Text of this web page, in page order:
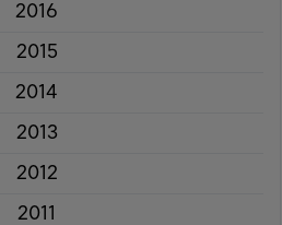
2016
2015
2014
2013
2012
2011